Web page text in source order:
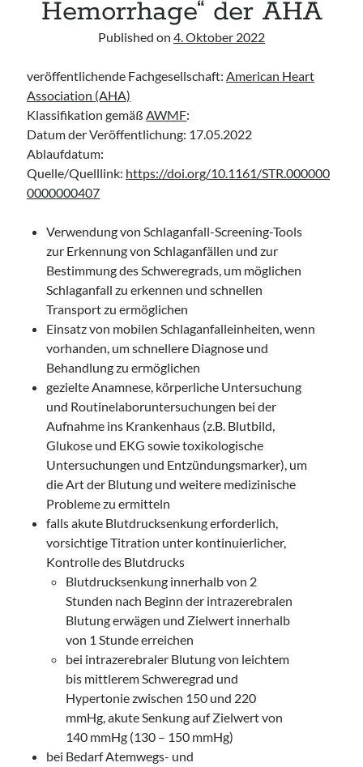
Leitlinie „Bauchschmerz bei Kindern und Jugendlichen – Bildgebende
Leitlinie „Erbrechen im Kindes- und Jugendalter – Bildgebende
Leitlinie „Kopfschmerzen bei Kindern und Jugendlichen – Bildgebende
Diagnostik“ der GPR
Hemorrhage“ der AHA
Published on 4. Oktober 2022
veröffentlichende Fachgesellschaft:American Heart
Association (AHA)
Klassifikation gemäßAWMF:
Datum der Veröffentlichung: 17.05.2022
Ablaufdatum:
Quelle/Quelllink: https://doi.org/10.1161/STR.000000
0000000407
Verwendung von Schlaganfall-Screening-Tools
zur Erkennung von Schlaganfällen und zur
Bestimmung des Schweregrads, um möglichen
Schlaganfall zu erkennen und schnellen
Transport zu ermöglichen
Einsatz von mobilen Schlaganfalleinheiten, wenn
vorhanden, um schnellere Diagnose und
Behandlung zu ermöglichen
gezielte Anamnese, körperliche Untersuchung
und Routinelaboruntersuchungen bei der
Aufnahme ins Krankenhaus (z.B. Blutbild,
Glukose und EKG sowie toxikologische
Untersuchungen und Entzündungsmarker), um
die Art der Blutung und weitere medizinische
Probleme zu ermitteln
falls akute Blutdrucksenkung erforderlich,
vorsichtige Titration unter kontinuierlicher,
Kontrolle des Blutdrucks
Blutdrucksenkung innerhalb von 2
Stunden nach Beginn der intrazerebralen
Blutung erwägen und Zielwert innerhalb
von 1 Stunde erreichen
bei intrazerebraler Blutung von leichtem
bis mittlerem Schweregrad und
Hypertonie zwischen 150 und 220
mmHg, akute Senkung auf Zielwert von
140 mmHg (130 – 150 mmHg)
bei Bedarf Atemwegs- und